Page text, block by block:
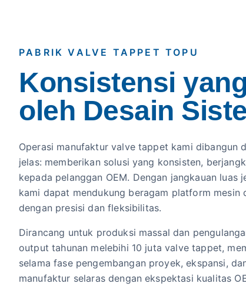
PABRIK VALVE TAPPET TOPU
Konsistensi
oleh Desain
Operasi manufaktur valve tappet kami dibangun
jelas: memberikan solusi yang konsisten,
kepada pelanggan OEM. Dengan jangkauan luas
kami dapat mendukung beragam platform mesin
dengan presisi dan fleksibilitas.
Dirancang untuk produksi massal dan
output tahunan melebihi 10 juta valve tappet,
selama fase pengembangan proyek, ekspansi,
manufaktur selaras dengan ekspektasi kualitas